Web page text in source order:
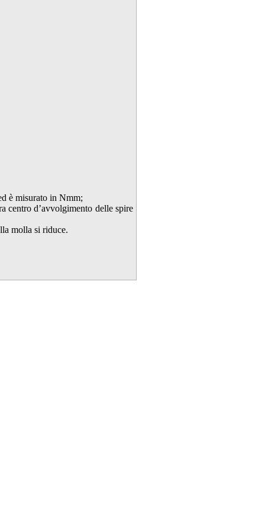
è misurato in Nmm;
centro d’avvolgimento delle spire
molla si riduce.